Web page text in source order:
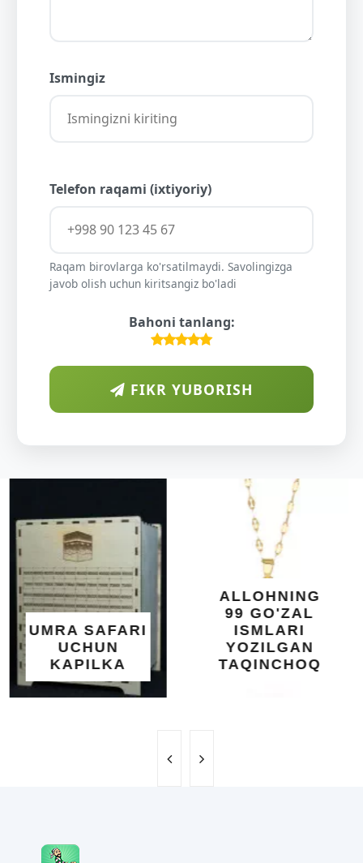
Ismingiz
Telefon raqami (ixtiyoriy)
Raqam birovlarga ko'rsatilmaydi. Savolingizga
javob olish uchun kiritsangiz bo'ladi
Bahoni tanlang:
FIKR YUBORISH
ALLOHNING
99 GO'ZAL
ISMLARI
YOZILGAN
TAQINCHOQ
DIYORIDA
O'SUVCHI
KUNDUR
DARAXTINING
SHIFOBAXSH
YELIMI: AQL,
XOTIRA VA
UMUMIY
SALOMATLIK
UCHUN
BEBAHO
NE'MAT